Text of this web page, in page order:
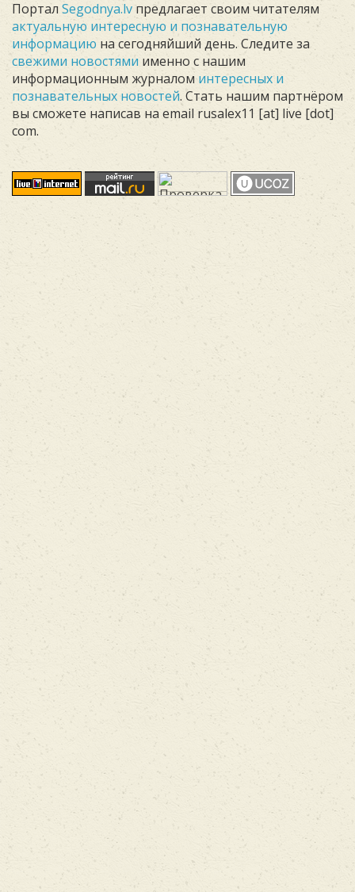
Портал Segodnya.lv предлагает своим читателям
актуальную интересную и познавательную
информацию на сегодняйший день. Следите за
свежими новостями именно с нашим
информационным журналоминтересных и
познавательных новостей. Стать нашим партнёром
вы сможете написав на email rusalex11 [at] live [dot]
com.